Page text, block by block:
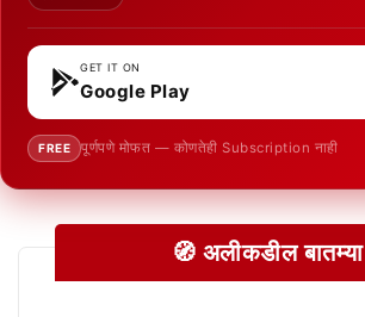
GET IT ON
Google Play
FREE पूर्णपणे मोफत — कोणतेही Subscription नाही
🧭 अलीकडील बातम्या